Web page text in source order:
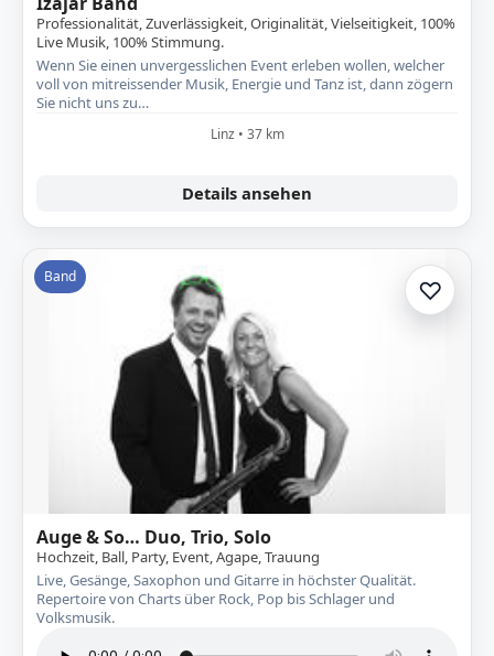
Professionalität, Zuverlässigkeit, Originalität, Vielseitigkeit, 100%
Live Musik, 100% Stimmung.
Wenn Sie einen unvergesslichen Event erleben wollen, welcher
voll von mitreissender Musik, Energie und Tanz ist, dann zögern
Sie nicht uns zu…
Linz • 37 km
Details ansehen
Band ♡Zur
Auge & So… Duo, Trio, Solo
Hochzeit, Ball, Party, Event, Agape, Trauung
Live, Gesänge, Saxophon und Gitarre in höchster Qualität.
Repertoire von Charts über Rock, Pop bis Schlager und
Volksmusik.